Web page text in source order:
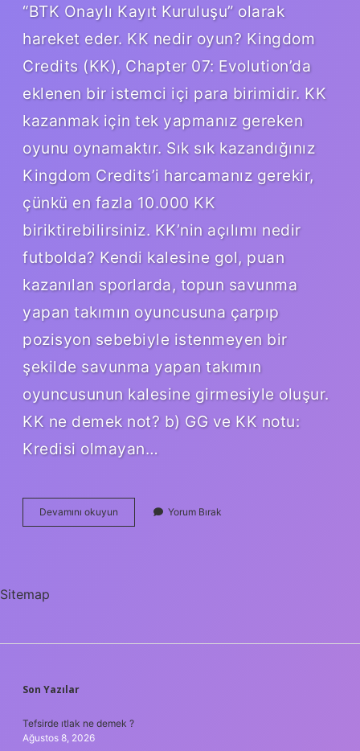
“BTK Onaylı Kayıt Kuruluşu” olarak
hareket eder. KK nedir oyun? Kingdom
Credits (KK), Chapter 07: Evolution’da
eklenen bir istemci içi para birimidir. KK
kazanmak için tek yapmanız gereken
oyunu oynamaktır. Sık sık kazandığınız
Kingdom Credits’i harcamanız gerekir,
çünkü en fazla 10.000 KK
biriktirebilirsiniz. KK’nin açılımı nedir
futbolda? Kendi kalesine gol, puan
kazanılan sporlarda, topun savunma
yapan takımın oyuncusuna çarpıp
pozisyon sebebiyle istenmeyen bir
şekilde savunma yapan takımın
oyuncusunun kalesine girmesiyle oluşur.
KK ne demek not? b) GG ve KK notu:
Kredisi olmayan…
Devamını okuyun
Kk
Yorum Bırak
Sitemap
SIDEBAR
Son Yazılar
Tefsirde ıtlak ne demek ?
Ağustos 8, 2026